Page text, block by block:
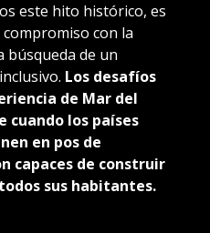
este hito histórico, es
con la
búsqueda de un
Los desafíos
de Mar del
cuando los países
en pos de
capaces de construir
sus habitantes.